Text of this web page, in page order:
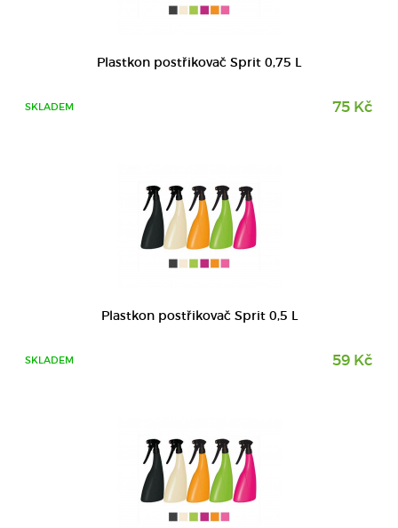
Plastkon postřikovač Sprit 0,75 L
SKLADEM 75 Kč
Plastkon postřikovač Sprit 0,5 L
SKLADEM 59 Kč